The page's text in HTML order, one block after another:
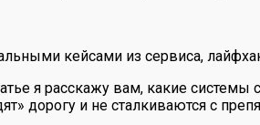
кейсами из сервиса,
я расскажу вам, какие системы
дорогу и не сталкиваются с